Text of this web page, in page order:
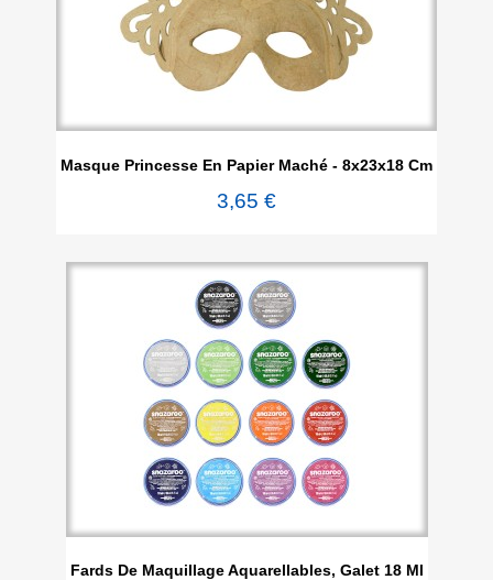
Masque Princesse En Papier Maché - 8x23x18 Cm
3,65 €
Fards De Maquillage Aquarellables, Galet 18 Ml